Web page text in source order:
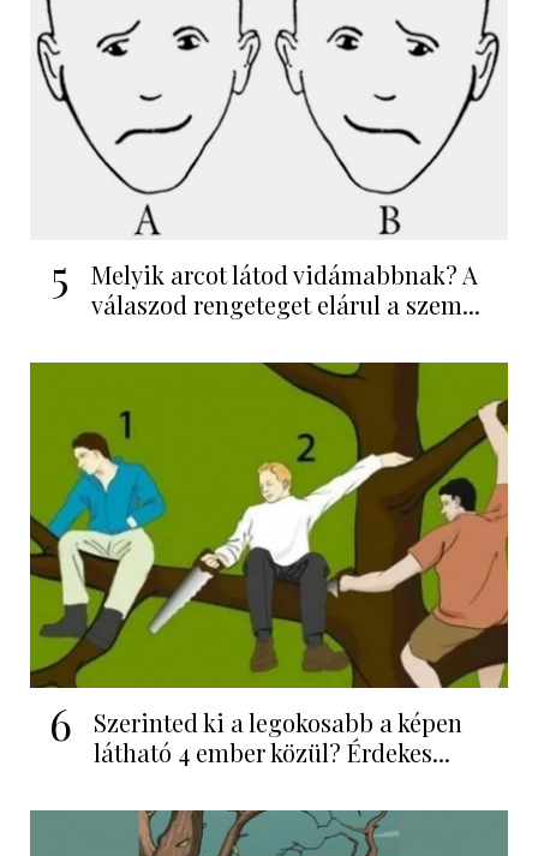
5
Melyik arcot látod vidámabbnak? A
válaszod rengeteget elárul a szem...
6
Szerinted ki a legokosabb a képen
látható 4 ember közül? Érdekes...